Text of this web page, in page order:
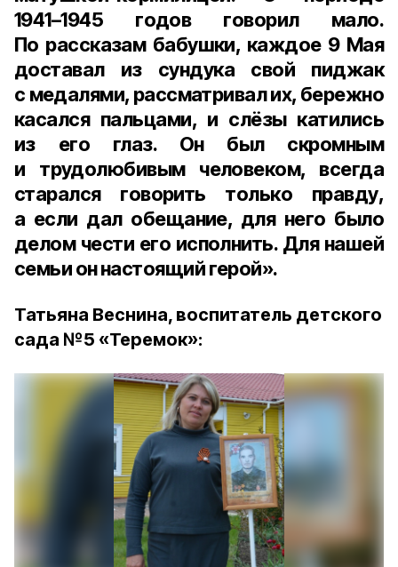
1941–1945 годов говорил мало.
По рассказам бабушки, каждое 9 Мая
доставал из сундука свой пиджак
с медалями, рассматривал их, бережно
касался пальцами, и слёзы катились
из его глаз. Он был скромным
и трудолюбивым человеком, всегда
старался говорить только правду,
а если дал обещание, для него было
делом чести его исполнить. Для нашей
семьи он настоящий герой».
Татьяна Веснина, воспитатель детского
сада № 5 «Теремок»: